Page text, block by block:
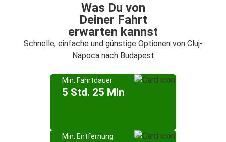
Was Du von
Deiner Fahrt
erwarten kannst
Schnelle, einfache und günstige Optionen von Cluj-
Napoca nach Budapest
Min. Fahrtdauer
5 Std. 25 Min
Min. Entfernung